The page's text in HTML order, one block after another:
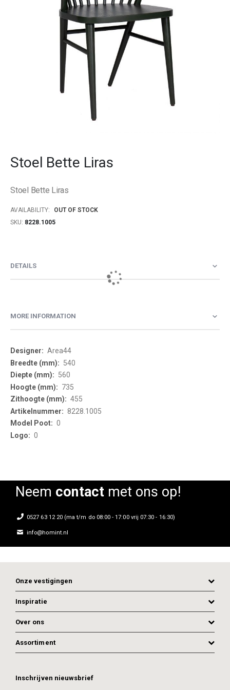
the
the
gallery
Stoel Bette Liras
Stoel Bette Liras
AVAILABILITY:
OUT OF STOCK
SKU 8228.1005
DETAILS
MORE INFORMATION
More
Information
Area44
540
560
735
455
8228.1005
0
0
Neem contactmet ons op!
0527 63 12 20 (ma t/m do 08:00 - 17:00 vrij 07:30 - 16:30)
info@homint.nl
Onze vestigingen
Inspiratie
Over ons
Assortiment
Inschrijven nieuwsbrief